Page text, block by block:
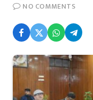
NO COMMENTS